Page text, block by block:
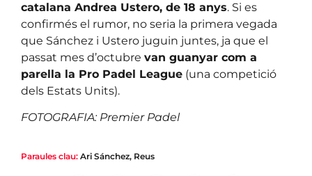
catalana Andrea Ustero, de 18 anys. Si es
confirmés el rumor, no seria la primera vegada
que Sánchez i Ustero juguin juntes, ja que el
passat mes d’octubre van guanyar com a
parella la Pro Padel League (una competició
dels Estats Units).
FOTOGRAFIA: Premier Padel
Paraules clau: Ari Sánchez, Reus